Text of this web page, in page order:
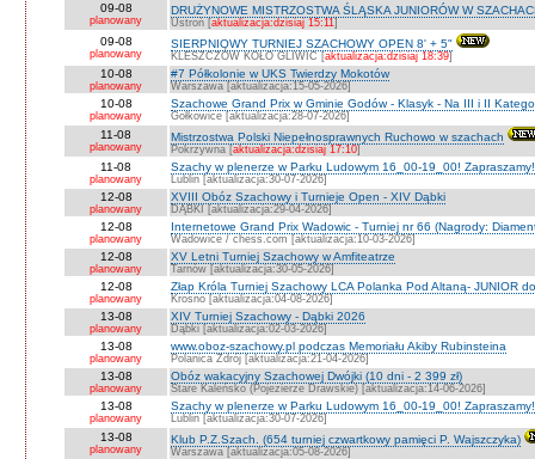
09-08
planowany
DRUŻYNOWE MISTRZOSTWA ŚLĄSKA JUNIORÓW W
Ustroń [aktualizacja:dzisiaj 15:11]
09-08
planowany
SIERPNIOWY TURNIEJ SZACHOWY OPEN 8' + 5"
KLESZCZÓW KOŁO GLIWIC [aktualizacja:dzisiaj 18:39]
10-08
planowany
#7 Półkolonie w UKS Twierdzy Mokotów
Warszawa [aktualizacja:15-05-2026]
10-08
planowany
Szachowe Grand Prix w Gminie Godów - Klasyk - Na III i II
Gołkowice [aktualizacja:28-07-2026]
11-08
planowany
Mistrzostwa Polski Niepełnosprawnych Ruchowo w szachach
Pokrzywna [aktualizacja:dzisiaj 17:10]
11-08
planowany
Szachy w plenerze w Parku Ludowym 16_00-19_00! Zapraszamy!
Lublin [aktualizacja:30-07-2026]
12-08
planowany
XVIII Obóz Szachowy i Turnieje Open - XIV Dąbki
DĄBKI [aktualizacja:29-04-2026]
12-08
planowany
Internetowe Grand Prix Wadowic - Turniej nr 66 (Nagrody:
Wadowice / chess.com [aktualizacja:10-03-2026]
12-08
planowany
XV Letni Turniej Szachowy w Amfiteatrze
Tarnów [aktualizacja:30-05-2026]
12-08
planowany
Złap Króla Turniej Szachowy LCA Polanka Pod Altaną- JUNIOR
Krosno [aktualizacja:04-08-2026]
13-08
planowany
XIV Turniej Szachowy - Dąbki 2026
Dąbki [aktualizacja:02-03-2026]
13-08
planowany
www.oboz-szachowy.pl podczas Memoriału Akiby Rubinsteina
Polanica Zdrój [aktualizacja:21-04-2026]
13-08
planowany
Obóz wakacyjny Szachowej Dwójki (10 dni - 2 399 zł)
Stare Kaleńsko (Pojezierze Drawskie) [aktualizacja:14-06-2026]
13-08
planowany
Szachy w plenerze w Parku Ludowym 16_00-19_00! Zapraszamy!
Lublin [aktualizacja:30-07-2026]
13-08
planowany
Klub P.Z.Szach. (654 turniej czwartkowy pamięci P. Wajszczyka)
Warszawa [aktualizacja:05-08-2026]